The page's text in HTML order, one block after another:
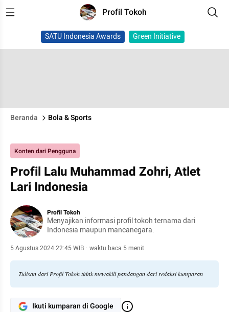
Profil Tokoh
SATU Indonesia Awards Green Initiative
Beranda Bola & Sports
Konten dari Pengguna
Profil Lalu Muhammad Zohri, Atlet
Lari Indonesia
Profil Tokoh
Menyajikan informasi profil tokoh ternama dari
Indonesia maupun mancanegara.
5 Agustus 2024 22:45 WIB · waktu baca 5 menit
Tulisan dari Profil Tokoh tidak mewakili pandangan dari redaksi kumparan
Ikuti kumparan di Google